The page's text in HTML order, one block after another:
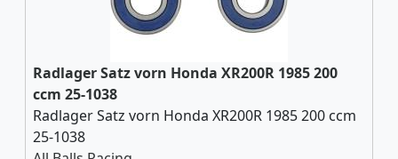
Radlager Satz vorn Honda XR200R 1985 200
ccm 25-1038
Radlager Satz vorn Honda XR200R 1985 200 ccm
25-1038